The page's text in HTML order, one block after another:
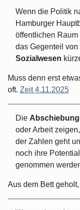
Wenn die Politik
Hamburger
öffentlichen
das Gegenteil
Sozialwesen
Muss denn erst
oft. Zeit 4.11.2025
Die
oder Arbeit
der Zahlen geht
noch ihre
genommen
Aus dem Bett